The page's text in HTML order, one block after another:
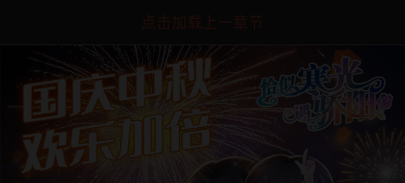
点击加载上一章节